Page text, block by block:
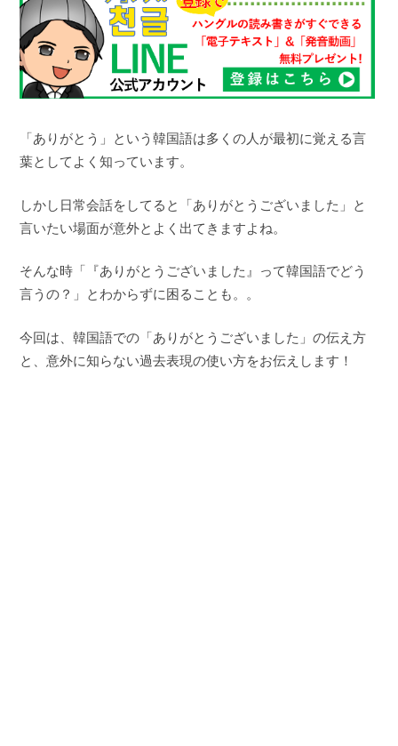
「ありがとう」という韓国語は多くの人が最初に覚える言
葉としてよく知っています。
しかし日常会話をしてると「ありがとうございました」と
言いたい場面が意外とよく出てきますよね。
そんな時「『ありがとうございました』って韓国語でどう
言うの？」とわからずに困ることも。。
今回は、韓国語での「ありがとうございました」の伝え方
と、意外に知らない過去表現の使い方をお伝えします！